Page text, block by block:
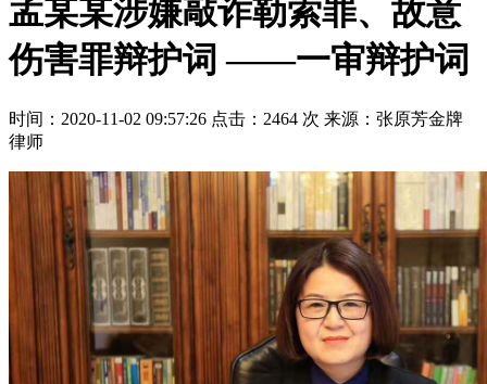
孟某某涉嫌敲诈勒索罪、故意
伤害罪辩护词 ——一审辩护词
时间：2020-11-02 09:57:26 点击：2464 次 来源：张原芳金牌
律师